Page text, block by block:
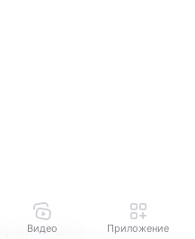
иначе —
Видео Приложение